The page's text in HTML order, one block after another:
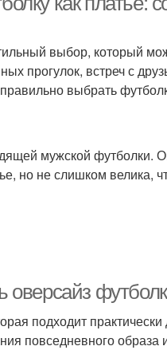
выбор, который
прогулок, встреч с
выбрать
мужской футболки.
но не слишком велика,
оверсайз
подходит
повседневного